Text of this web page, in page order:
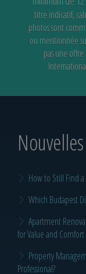
titre indicatif,
photos sont
ou mentionnée
pas une
How to Still Find
Which Budapest
Apartment
for Value and Comfort
Property
Professional?